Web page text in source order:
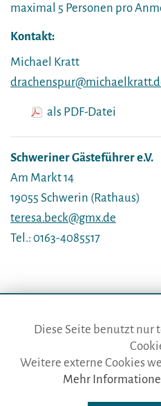
maximal 5 Personen pro
Kontakt:
Michael Kratt
als PDF-Datei
Schweriner Gästeführer e.V.
Am Markt 14
19055 Schwerin (Rathaus)
teresa.beck@gmx.de
Tel.: 0163-4085517
die gästeführer · vertr. durch
Diese Seite benutzt nur
Weitere externe Cookies
Mehr